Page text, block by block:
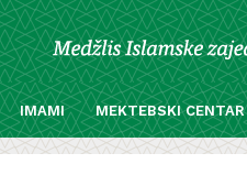
IMAMI MEKTEBSKI CENTAR